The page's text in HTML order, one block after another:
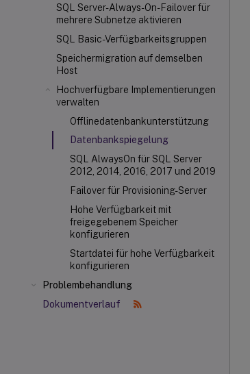
SQL Server-Always-On-Failover für
mehrere Subnetze aktivieren
SQL Basic-Verfügbarkeitsgruppen
Speichermigration auf demselben
Host
Hochverfügbare Implementierungen
verwalten
Offlinedatenbankunterstützung
Datenbankspiegelung
SQL AlwaysOn für SQL Server
2012, 2014, 2016, 2017 und 2019
Failover für Provisioning-Server
Hohe Verfügbarkeit mit
freigegebenem Speicher
konfigurieren
Startdatei für hohe Verfügbarkeit
konfigurieren
Problembehandlung
Dokumentverlauf